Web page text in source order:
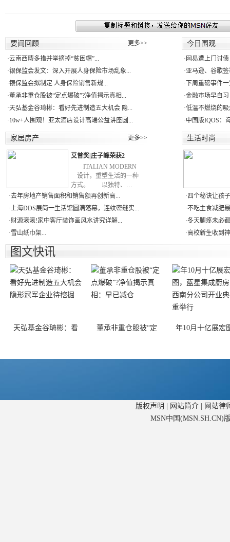
要闻回顾 更多>>
·云南西畴多措并举摘掉“贫困帽”...
·银保监会发文：深入开展人身保险市场乱象...
·银保监会拟制定 人身保险销售新规...
·董承非重仓股被“定点爆破”?净值揭示真相...
·天弘基金谷琦彬：看好先进制造五大机会 隐...
·10w+人围观！亚太酒店设计高端公益讲座圆...
今日围观
· 网易遭上门讨
·亚马逊、谷歌
· 下周重磅事件
·金融市场早自
·低温不燃烧的
·中国版IQOS：
家居房产 更多>>
艾普奖|庄子峰荣获2
ITALIAN MODERN
设计，重塑生活的一种
方式。 以独特、…
·去年房地产销售面积和销售额再创新高...
·上海DDS展简一生活馆圆满落幕，连纹密缝实...
·财源滚滚!家中客厅装饰画风水讲究详解...
·雪山纸巾架...
生活时尚
· 四个秘诀让孩
·不吃主食减肥
·冬天腿疼未必
·高校新生收到
图文快讯
天弘基金谷琦彬：看 董承非重仓股被“定 年10月十亿展宏
版权声明 网站简介|
网站律
MSN中国(MSN.SH.CN)